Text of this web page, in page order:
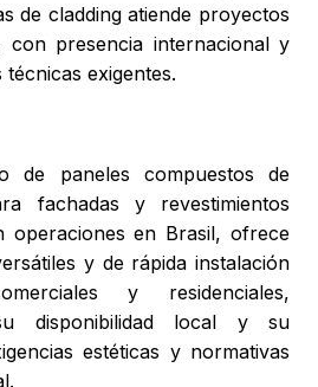
de cladding atiende proyectos
con presencia internacional y
exigentes.
de paneles compuestos de
fachadas y revestimientos
operaciones en Brasil, ofrece
y de rápida instalación
y residenciales,
disponibilidad local y su
estéticas y normativas